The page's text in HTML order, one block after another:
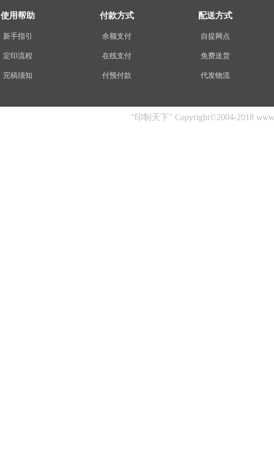
使用帮助
新手指引
定印流程
完稿须知
付款方式
余额支付
在线支付
付预付款
配送方式
自提网点
免费送货
代发物流
”印制天下” Copyright©2004-2018